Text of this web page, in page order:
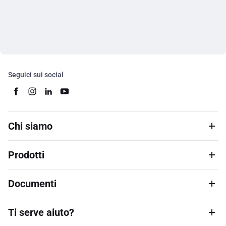
Seguici sui social
Chi siamo
Prodotti
Documenti
Ti serve aiuto?